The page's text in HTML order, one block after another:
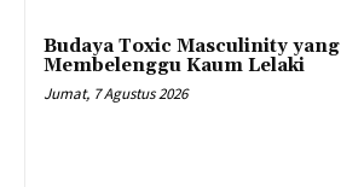
Budaya Toxic Masculinity yang
Membelenggu Kaum Lelaki
Jumat, 7 Agustus 2026